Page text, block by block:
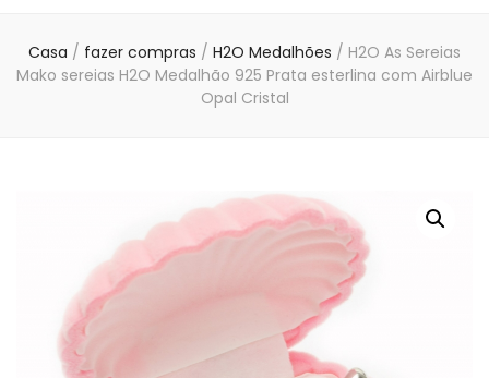
Casa / fazer compras / H2O Medalhões / H2O As Sereias
Mako sereias H2O Medalhão 925 Prata esterlina com Airblue
Opal Cristal